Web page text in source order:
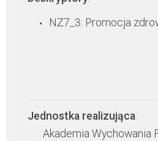
NZ7_3: Promocja
Jednostka realizująca:
Akademia Wychowania